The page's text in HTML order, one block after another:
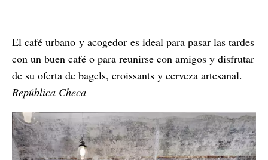
-
El café urbano y acogedor es ideal para pasar las tardes
con un buen café o para reunirse con amigos y disfrutar
de su oferta de bagels, croissants y cerveza artesanal.
República Checa